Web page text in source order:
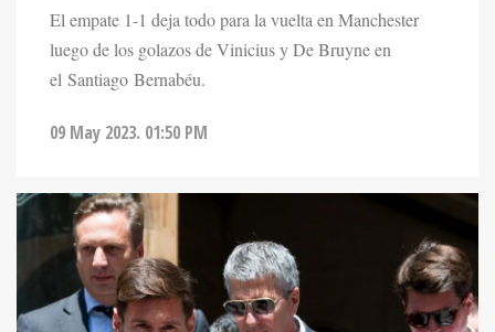
El empate 1-1 deja todo para la vuelta en Manchester
luego de los golazos de Vinicius y De Bruyne en
el Santiago Bernabéu.
09 May 2023. 01:50 PM